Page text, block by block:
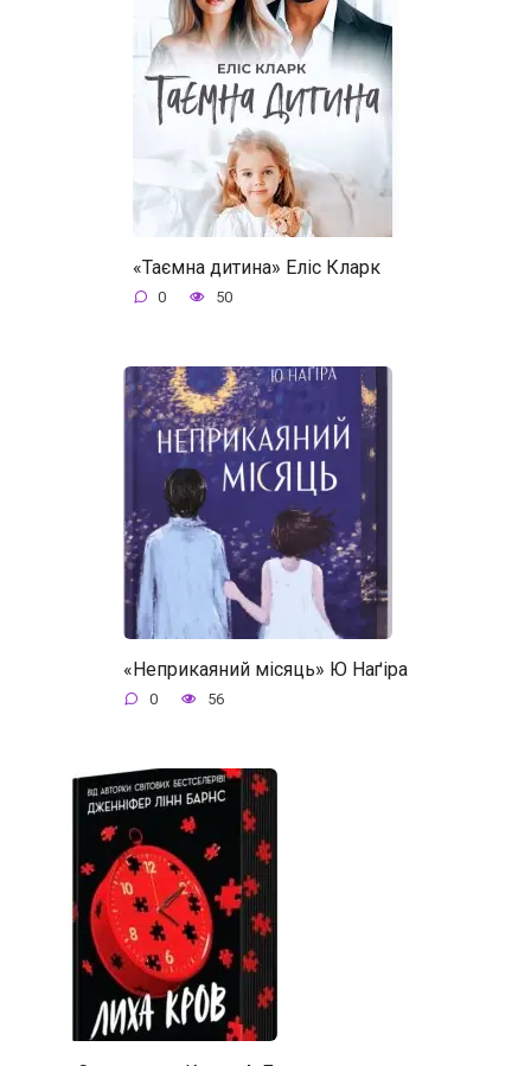
«Таємна дитина» Еліс Кларк
0 50
«Неприкаяний місяць» Ю Наґіра
0 56